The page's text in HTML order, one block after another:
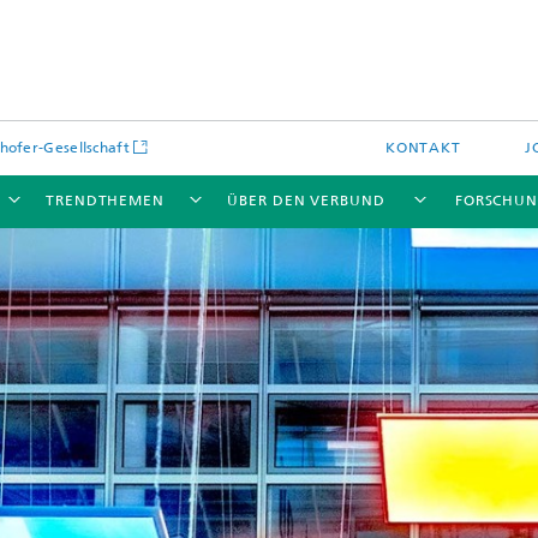
Gesellschaft KONTAKT
TRENDTHEMEN ÜBER DEN VERBUND